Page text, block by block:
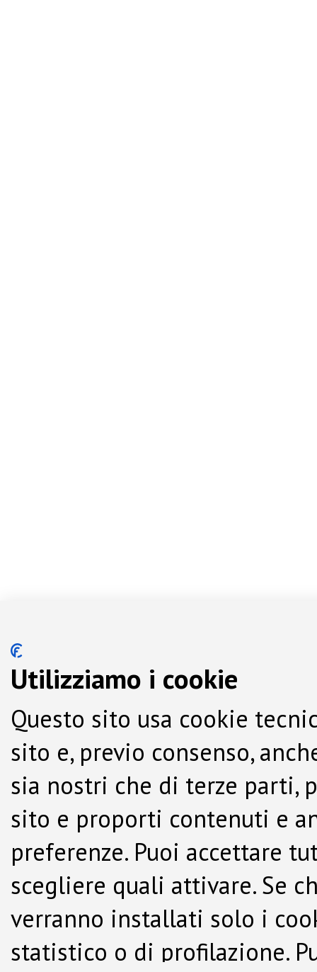
Utilizziamo i cookie
Questo sito usa cookie
sito e, previo consenso,
sia nostri che di terze parti,
sito e proporti contenuti e
preferenze. Puoi accettare
scegliere quali attivare. Se
verranno installati solo i
statistico o di profilazione.